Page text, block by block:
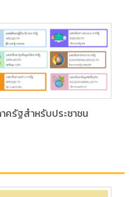
ครัฐสำหรับประชาชน